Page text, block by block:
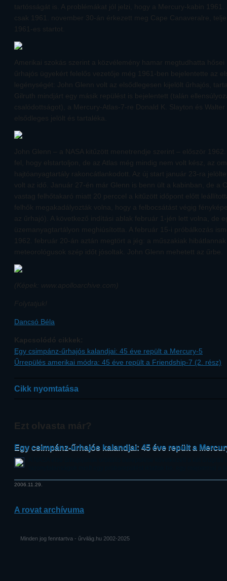
tartósságát is. A problémákat jól jelzi, hogy a Mercury-kabin
csak 1961. november 30-án érkezett meg Cape Canaveralre,
1961-es startot.
Amerikai szokás szerint a közvélemény hamar megtudhatta hősei
űrhajós ügyekért felelős vezetője még 1961-ben bejelentette az
legénységét: John Glenn volt az elsődlegesen kijelölt űrhajós,
Gilruth mindjárt egy másik repülést is bejelentett (talán
csalódottságot), a Mercury-Atlas-7-re Donald K. Slayton és
elsődleges jelölt és tartaléka.
John Glenn – a NASA kitűzött menetrendje szerint – először
fel, hogy elstartoljon, de az Atlas még mindig nem volt kész, az
hajtóanyagtartály rakoncátlankodott. Az új start január 23-ra
volt az idő. Január 27-én már Glenn is benn ült a kabinban, de a
vastag felhőtakaró miatt 20 perccel a kitűzött időpont előtt
felhők megakadályozták volna, hogy a felbocsátást végig
az űrhajó). A következő indítási ablak február 1-jén lett volna, de
üzemanyagtartályon meghiúsította. A február 15-i próbálkozás
1962. február 20-án aztán megtört a jég: a műszakiak
meteorológusok szép időt jósoltak. John Glenn mehetett az űrbe.
(Képek: www.apolloarchive.com)
Folytatjuk!
Dancsó Béla
Kapcsolódó cikkek:
Egy csimpánz-űrhajós kalandjai: 45 éve repült a Mercury-5
Űrrepülés amerikai módra: 45 éve repült a Friendship-7 (2. rész)
Cikk nyomtatása
Ezt olvasta már?
Egy csimpánz-űrhajós kalandjai: 45 éve repült a
2006.11.29.
A rovat archívuma
Minden jog fenntartva - űrvilág.hu 2002-2025